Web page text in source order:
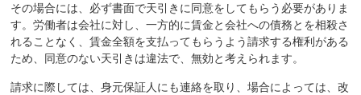
その場合には、必ず書面で天引きに同意をしてもらう必要がありま
す。労働者は会社に対し、一方的に賃金と会社への債務とを相殺さ
れることなく、賃金全額を支払ってもらうよう請求する権利がある
ため、同意のない天引きは違法で、無効と考えられます。
請求に際しては、身元保証人にも連絡を取り、場合によっては、改